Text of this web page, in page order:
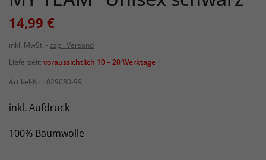
14,99 €
inkl. MwSt.
zzgl. Versand
Lieferzeit: voraussichtlich 10 – 20 Werktage
Artikel-Nr.: 029030-99
inkl. Aufdruck
100% Baumwolle